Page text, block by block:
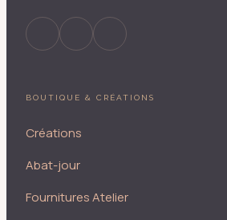
BOUTIQUE & CRÉATIONS
Créations
Abat-jour
Fournitures Atelier